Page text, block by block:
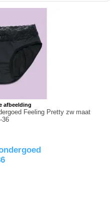
afbeelding
Feeling Pretty zw maat
36